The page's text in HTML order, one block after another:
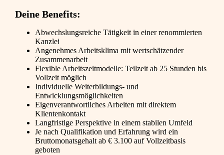
Deine Benefits:
Abwechslungsreiche Tätigkeit in einer renommierten
Kanzlei
Angenehmes Arbeitsklima mit wertschätzender
Zusammenarbeit
Flexible Arbeitszeitmodelle: Teilzeit ab 25 Stunden bis
Vollzeit möglich
Individuelle Weiterbildungs- und
Entwicklungsmöglichkeiten
Eigenverantwortliches Arbeiten mit direktem
Klientenkontakt
Langfristige Perspektive in einem stabilen Umfeld
Je nach Qualifikation und Erfahrung wird ein
Bruttomonatsgehalt ab € 3.100 auf Vollzeitbasis
geboten